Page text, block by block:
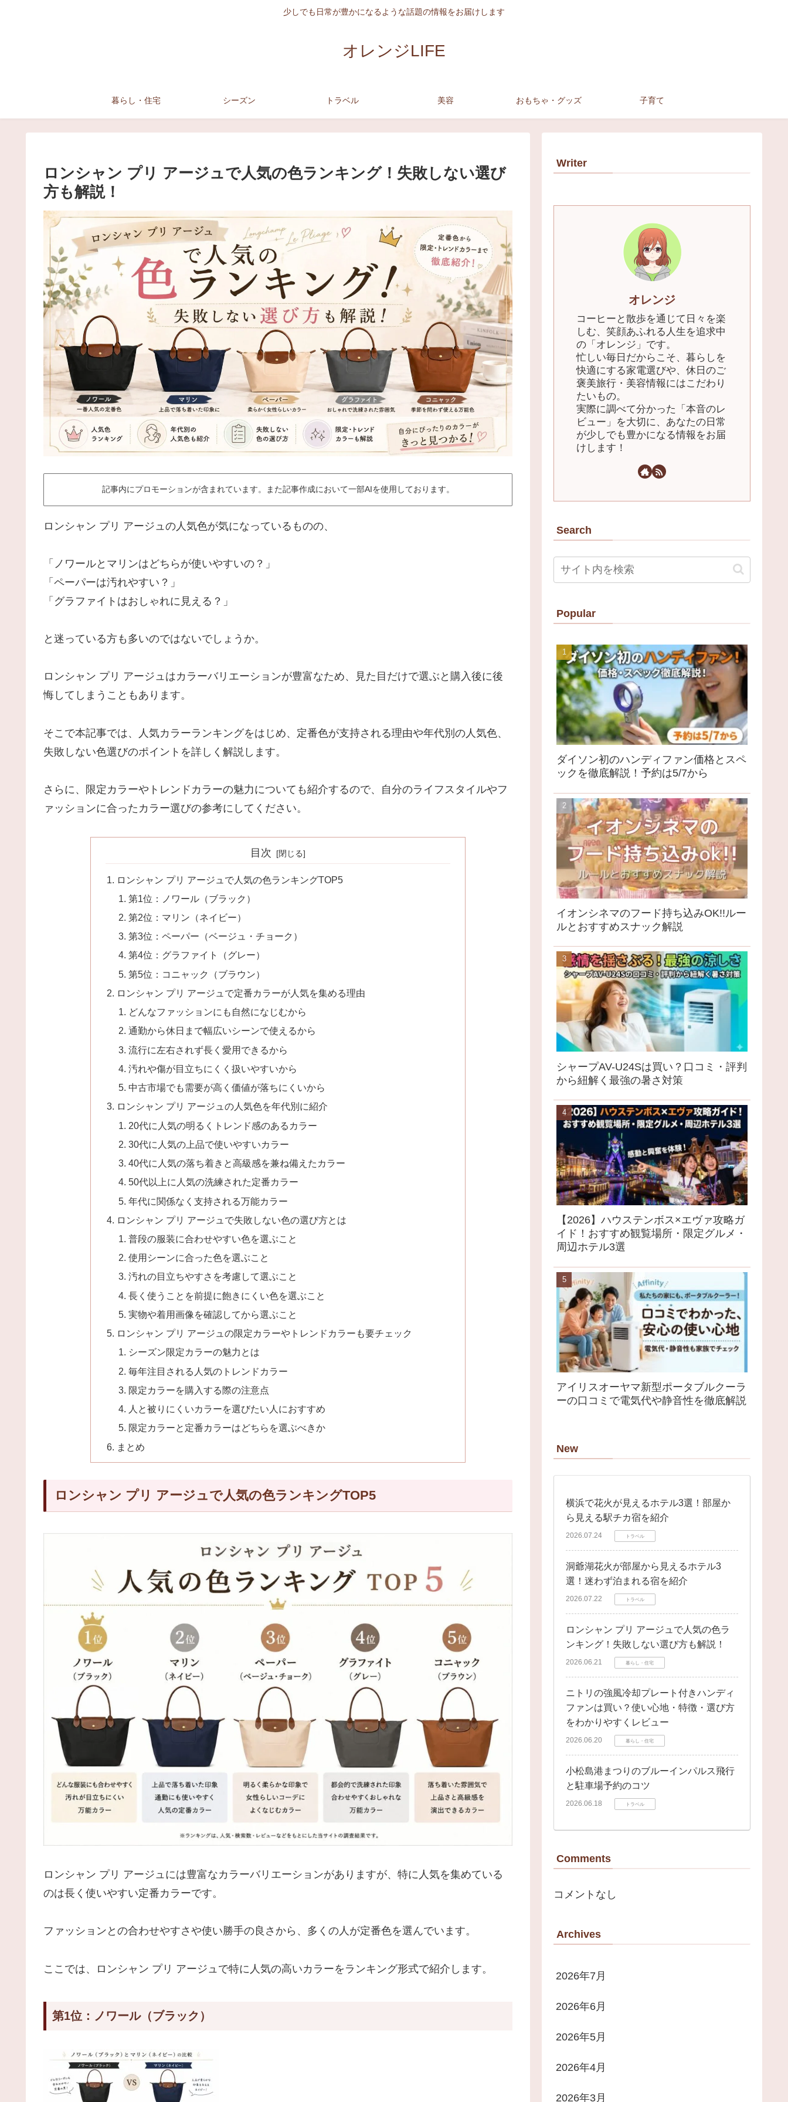
少しでも日常が豊かになるような話題の情報をお届けします
オレンジLIFE
暮らし・住宅 シーズン トラベル 美容 おもちゃ・グッズ 子育て
ロンシャン プリ アージュで人気の色ランキング！失敗しない選び
方も解説！
記事内にプロモーションが含まれています。また記事作成において一部AIを使用しております。
ロンシャン プリ アージュの人気色が気になっているものの、
「ノワールとマリンはどちらが使いやすいの？」
「ペーパーは汚れやすい？」
「グラファイトはおしゃれに見える？」
と迷っている方も多いのではないでしょうか。
ロンシャン プリ アージュはカラーバリエーションが豊富なため、見た目だけで選ぶと購入後に後
悔してしまうこともあります。
そこで本記事では、人気カラーランキングをはじめ、定番色が支持される理由や年代別の人気色、
失敗しない色選びのポイントを詳しく解説します。
さらに、限定カラーやトレンドカラーの魅力についても紹介するので、自分のライフスタイルやフ
ァッションに合ったカラー選びの参考にしてください。
目次
ロンシャン プリ アージュで人気の色ランキングTOP5
第1位：ノワール（ブラック）
第2位：マリン（ネイビー）
第3位：ペーパー（ベージュ・チョーク）
第4位：グラファイト（グレー）
第5位：コニャック（ブラウン）
ロンシャン プリ アージュで定番カラーが人気を集める理由
どんなファッションにも自然になじむから
通勤から休日まで幅広いシーンで使えるから
流行に左右されず長く愛用できるから
汚れや傷が目立ちにくく扱いやすいから
中古市場でも需要が高く価値が落ちにくいから
ロンシャン プリ アージュの人気色を年代別に紹介
20代に人気の明るくトレンド感のあるカラー
30代に人気の上品で使いやすいカラー
40代に人気の落ち着きと高級感を兼ね備えたカラー
50代以上に人気の洗練された定番カラー
年代に関係なく支持される万能カラー
ロンシャン プリ アージュで失敗しない色の選び方とは
普段の服装に合わせやすい色を選ぶこと
使用シーンに合った色を選ぶこと
汚れの目立ちやすさを考慮して選ぶこと
長く使うことを前提に飽きにくい色を選ぶこと
実物や着用画像を確認してから選ぶこと
ロンシャン プリ アージュの限定カラーやトレンドカラーも要チェック
シーズン限定カラーの魅力とは
毎年注目される人気のトレンドカラー
限定カラーを購入する際の注意点
人と被りにくいカラーを選びたい人におすすめ
限定カラーと定番カラーはどちらを選ぶべきか
まとめ
ロンシャン プリ アージュで人気の色ランキングTOP5
ロンシャン プリ アージュには豊富なカラーバリエーションがありますが、特に人気を集めている
のは長く使いやすい定番カラーです。
ファッションとの合わせやすさや使い勝手の良さから、多くの人が定番色を選んでいます。
ここでは、ロンシャン プリ アージュで特に人気の高いカラーをランキング形式で紹介します。
第1位：ノワール（ブラック）
Writer
オレンジ
​コーヒーと散歩を通じて日々を楽
しむ、笑顔あふれる人生を追求中
の「オレンジ」です。
忙しい毎日だからこそ、暮らしを
快適にする家電選びや、休日のご
褒美旅行・美容情報にはこだわり
たいもの。
実際に調べて分かった「本音のレ
ビュー」を大切に、あなたの日常
が少しでも豊かになる情報をお届
けします！
Search
Popular
ダイソン初のハンディファン価格とスペ
ックを徹底解説！予約は5/7から
イオンシネマのフード持ち込みOK!!ルー
ルとおすすめスナック解説
シャープAV-U24Sは買い？口コミ・評判
から紐解く最強の暑さ対策
【2026】ハウステンボス×エヴァ攻略ガ
イド！おすすめ観覧場所・限定グルメ・
周辺ホテル3選
アイリスオーヤマ新型ポータブルクーラ
ーの口コミで電気代や静音性を徹底解説
New
横浜で花火が見えるホテル3選！部屋か
ら見える駅チカ宿を紹介
2026.07.24 トラベル
洞爺湖花火が部屋から見えるホテル3
選！迷わず泊まれる宿を紹介
2026.07.22 トラベル
ロンシャン プリ アージュで人気の色ラ
ンキング！失敗しない選び方も解説！
2026.06.21 暮らし・住宅
ニトリの強風冷却プレート付きハンディ
ファンは買い？使い心地・特徴・選び方
をわかりやすくレビュー
2026.06.20 暮らし・住宅
小松島港まつりのブルーインパルス飛行
と駐車場予約のコツ
2026.06.18 トラベル
Comments
コメントなし
Archives
2026年7月
2026年6月
2026年5月
2026年4月
2026年3月